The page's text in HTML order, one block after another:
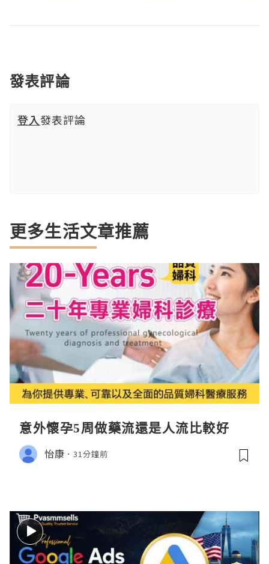
發表評論
登入發表評論
更多生活文章推薦
意外懷孕5周做藥流還是人流比較好
怡康 31分鐘前